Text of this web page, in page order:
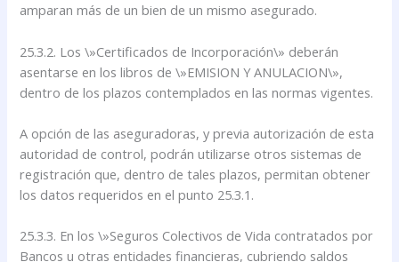
amparan más de un bien de un mismo asegurado.
25.3.2. Los \»Certificados de Incorporación\» deberán
asentarse en los libros de \»EMISION Y ANULACION\»,
dentro de los plazos contemplados en las normas vigentes.
A opción de las aseguradoras, y previa autorización de esta
autoridad de control, podrán utilizarse otros sistemas de
registración que, dentro de tales plazos, permitan obtener
los datos requeridos en el punto 25.3.1.
25.3.3. En los \»Seguros Colectivos de Vida contratados por
Bancos u otras entidades financieras, cubriendo saldos